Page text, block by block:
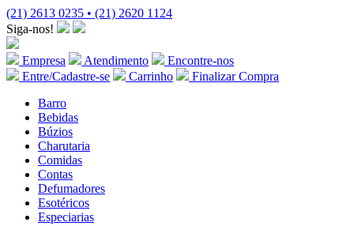
(21) 2613 0235 • (21) 2620 1124
Siga-nos!
Empresa Atendimento
Encontre-nos
Entre/Cadastre-se
Carrinho
Finalizar Compra
Barro
Bebidas
Búzios
Charutaria
Comidas
Contas
Defumadores
Esotéricos
Especiarias